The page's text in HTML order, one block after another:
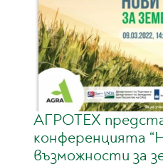
АГРОТЕХ
конференцията
възможности за